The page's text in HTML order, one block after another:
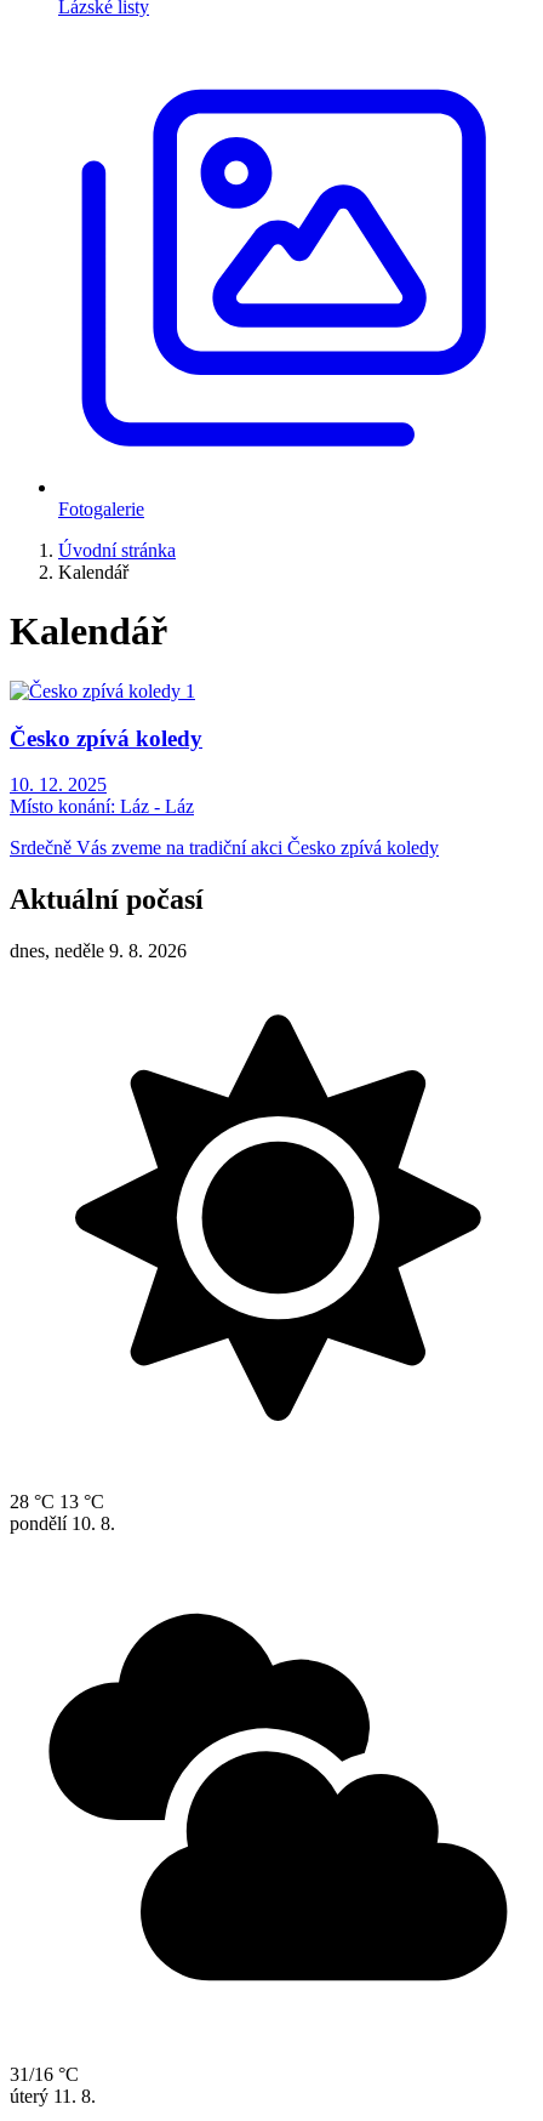
Lázské listy
Fotogalerie
Úvodní stránka
Kalendář
Kalendář
Česko zpívá koledy
10. 12. 2025
Místo konání: Láz - Láz
Srdečně Vás zveme na tradiční akci Česko zpívá koledy
Aktuální počasí
dnes, neděle 9. 8. 2026
28 °C 13 °C
pondělí 10. 8.
31/16 °C
úterý 11. 8.